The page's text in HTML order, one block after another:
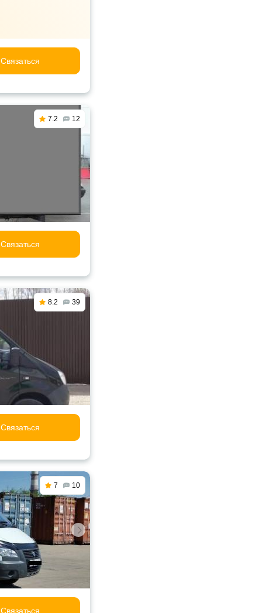
Связаться
7.2 12
Связаться
8.2 39
Связаться
7 10
Связаться